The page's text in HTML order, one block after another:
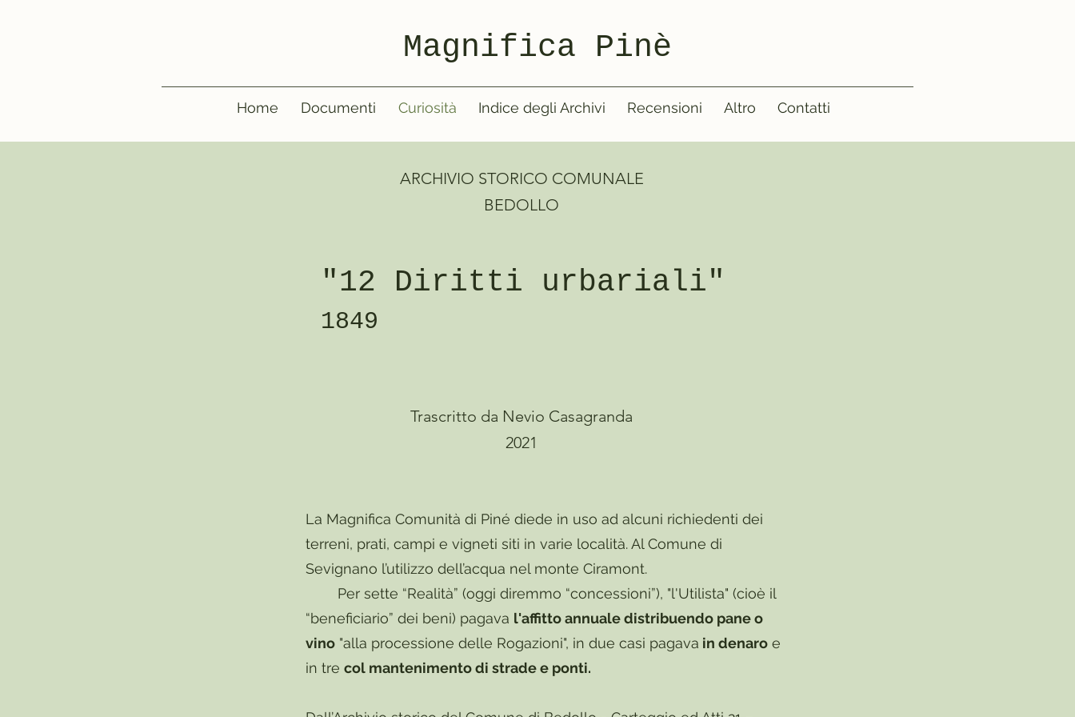
Magnifica Pinè
Home Documenti Curiosità Indice degli Archivi Recensioni Altro Contatti
"12 Diritti urbariali"
1849
ARCHIVIO STORICO COMUNALE
BEDOLLO
Trascritto da Nevio Casagranda
2021
La Magnifica Comunità di Piné diede in uso ad alcuni richiedenti dei
terreni, prati, campi e vigneti siti in varie località. Al Comune di
Sevignano l’utilizzo dell’acqua nel monte Ciramont.
Per sette “Realità” (oggi diremmo “concessioni”), "l'Utilista" (cioè il
“beneficiario” dei beni) pagava l'affitto annuale distribuendo pane o
vino "alla processione delle Rogazioni", in due casi pagava in denaro e
in tre col mantenimento di strade e ponti.